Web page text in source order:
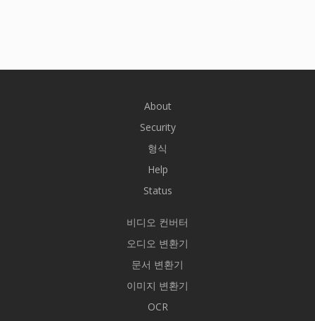
About
Security
형식
Help
Status
비디오 컨버터
오디오 변환기
문서 변환기
이미지 변환기
OCR